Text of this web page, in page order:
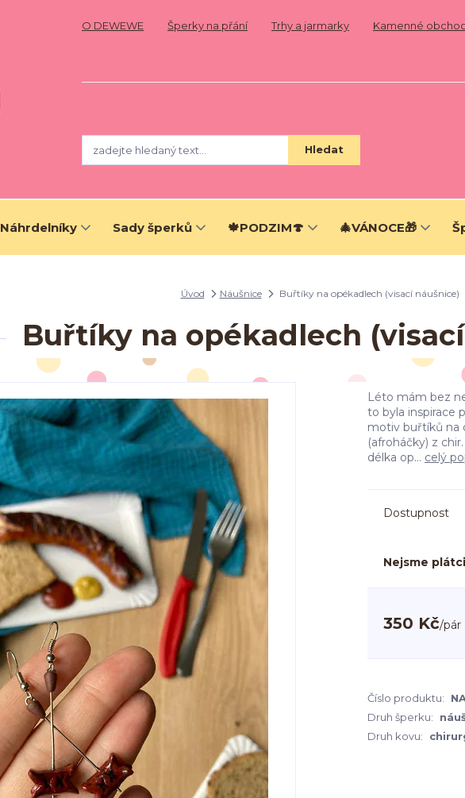
O DEWEWE Šperky na přání Trhy a jarmarky
Kamenné
Hledat
Náhrdelníky Sady šperků 🍁PODZIM🍄 🎄VÁNOCE🎁
Úvod Náušnice Buřtíky na opékadlech (visací náušnice)
Buřtíky na opékadlech
Léto mám bez
to byla inspirace
motiv buřtíků na
(afroháčky) z
délka op... celý
Dostupnost
Nejsme
350 Kč/pár
Číslo produktu:
Druh šperku:
Druh kovu: